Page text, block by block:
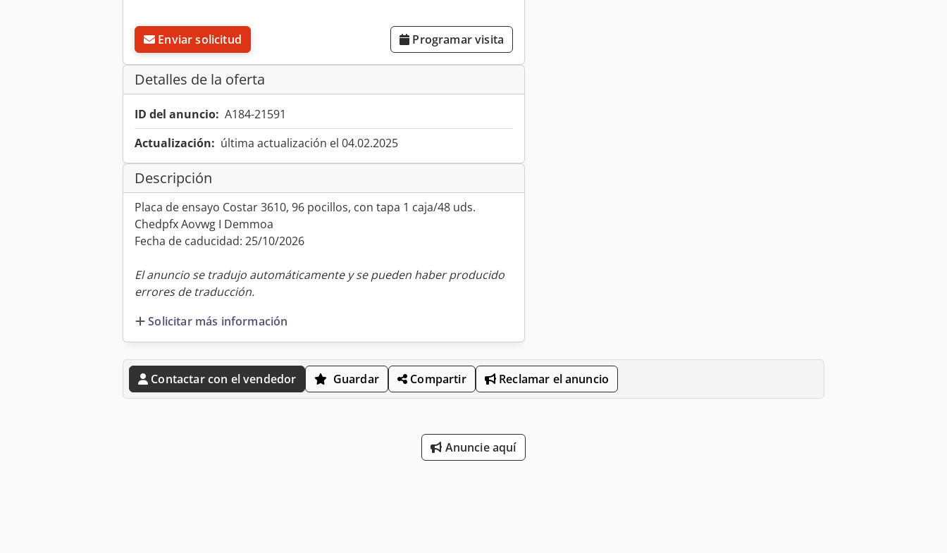
Enviar solicitud Programar visita
Detalles de la oferta
ID del anuncio: A184-21591
Actualización: última actualización el 04.02.2025
Descripción
Placa de ensayo Costar 3610, 96 pocillos, con tapa 1 caja/48 uds.
Chedpfx Aovwg I Demmoa
Fecha de caducidad: 25/10/2026
El anuncio se tradujo automáticamente y se pueden haber producido
errores de traducción.
Solicitar más información
Contactar con el vendedor Guardar Compartir Reclamar el anuncio
Anuncie aquí